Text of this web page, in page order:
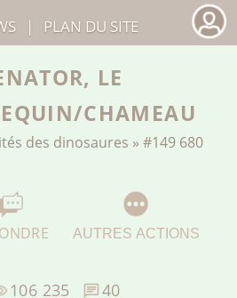
LE
CHAMEAU
des dinosaures »#149 680
AUTRES ACTIONS
106 235
40
| PLAN DU SITE